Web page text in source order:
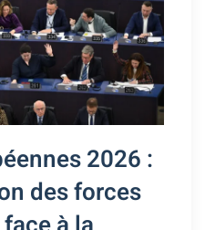
2026 :
des forces